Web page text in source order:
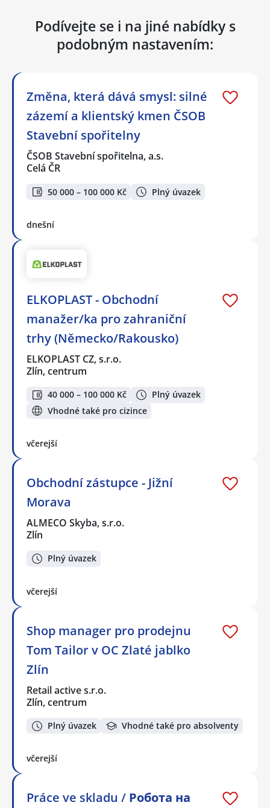
Podívejte se i na jiné nabídky s
podobným nastavením:
Změna, která dává smysl: silné
zázemí a klientský kmen ČSOB
Stavební spořitelny
ČSOB Stavební spořitelna, a.s.
Celá ČR
50 000 – 100 000 Kč Plný úvazek
dnešní
ELKOPLAST - Obchodní
manažer/ka pro zahraniční
trhy (Německo/Rakousko)
ELKOPLAST CZ, s.r.o.
Zlín, centrum
40 000 – 100 000 Kč
Plný úvazek
Vhodné také pro cizince
včerejší
Obchodní zástupce - Jižní
Morava
ALMECO Skyba, s.r.o.
Zlín
Plný úvazek
včerejší
Shop manager pro prodejnu
Tom Tailor v OC Zlaté jablko
Zlín
Retail active s.r.o.
Zlín, centrum
Plný úvazek Vhodné také pro absolventy
včerejší
Práce ve skladu / Робота на